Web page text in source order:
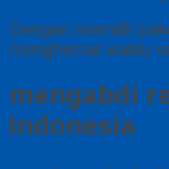
Dengan memilih
menghemat waktu
mengabdi
Indonesia